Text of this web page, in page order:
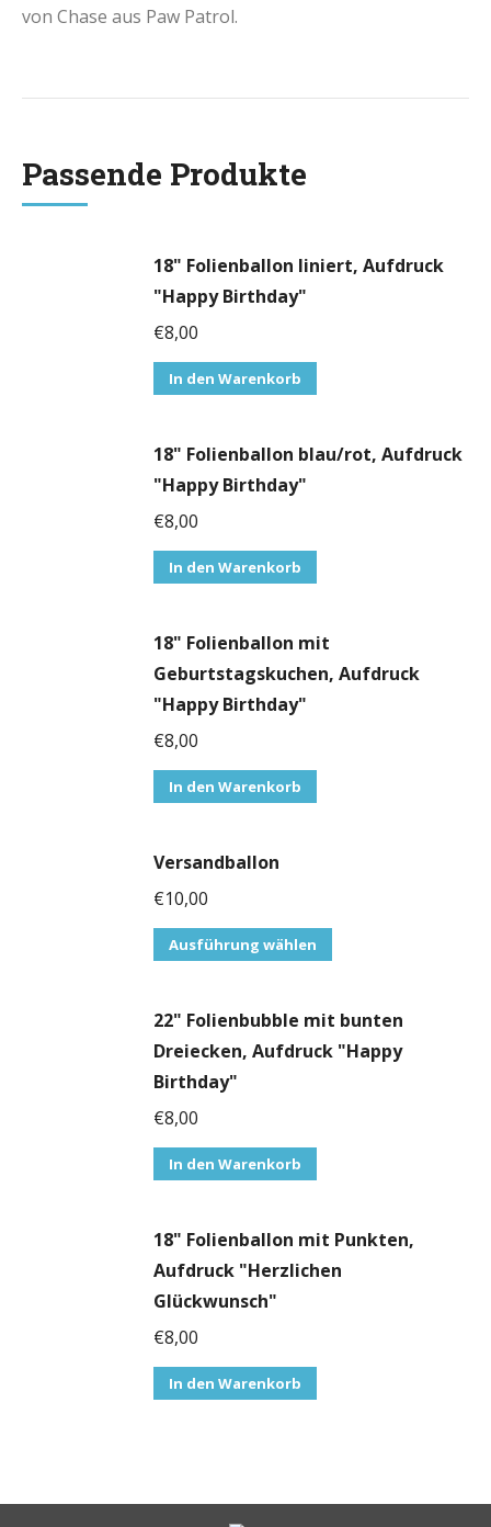
von Chase aus Paw Patrol.
Passende Produkte
18" Folienballon liniert, Aufdruck
"Happy Birthday"
€8,00
In den Warenkorb
18" Folienballon blau/rot, Aufdruck
"Happy Birthday"
€8,00
In den Warenkorb
18" Folienballon mit
Geburtstagskuchen, Aufdruck
"Happy Birthday"
€8,00
In den Warenkorb
Versandballon
€10,00
Ausführung wählen
22" Folienbubble mit bunten
Dreiecken, Aufdruck "Happy
Birthday"
€8,00
In den Warenkorb
18" Folienballon mit Punkten,
Aufdruck "Herzlichen
Glückwunsch"
€8,00
In den Warenkorb